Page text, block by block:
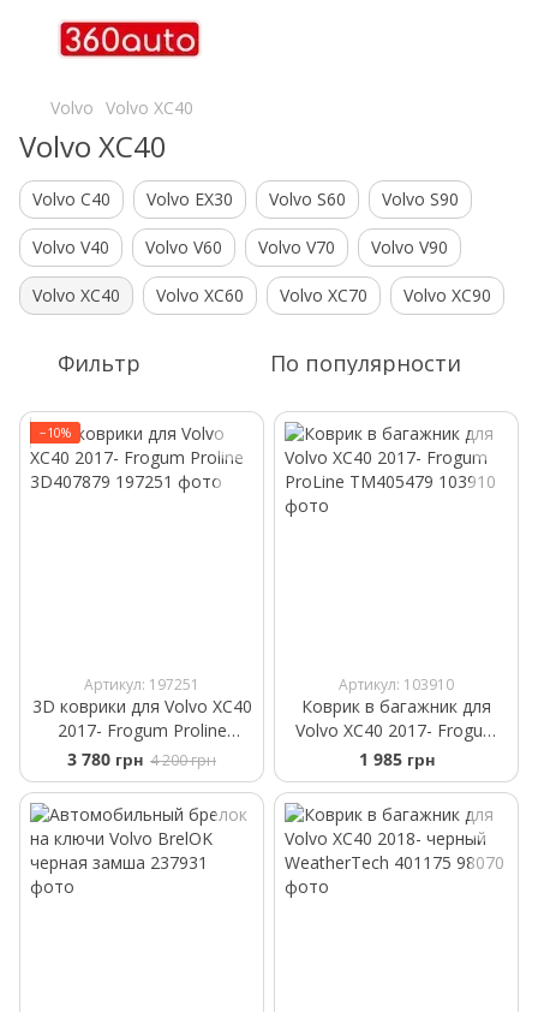
Volvo Volvo XC40
Volvo XC40
Volvo C40 Volvo EX30 Volvo S60 Volvo S90
Volvo V40 Volvo V60 Volvo V70 Volvo V90
Volvo XC40 Volvo XC60 Volvo XC70 Volvo XC90
Фильтр По популярности
−10%
Артикул: 197251
3D коврики для Volvo XC40
2017- Frogum Proline
3D407879
3 780 грн 4 200 грн
Артикул: 103910
Коврик в багажник для
Volvo XC40 2017- Frogum
ProLine TM405479
1 985 грн